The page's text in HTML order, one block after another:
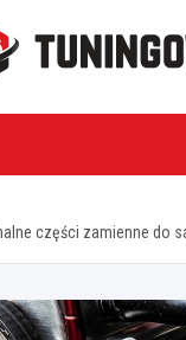
części zamienne do